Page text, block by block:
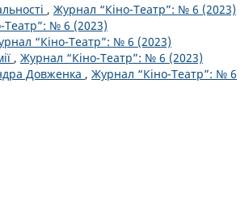
, Журнал “Кіно-Театр”: № 6 (2023)
Театр”: № 6 (2023)
“Кіно-Театр”: № 6 (2023)
, Журнал “Кіно-Театр”: № 6 (2023)
Довженка , Журнал “Кіно-Театр”: № 6